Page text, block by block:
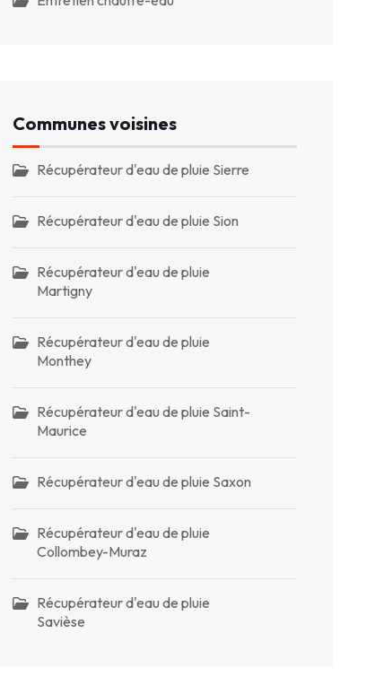
Communes voisines
Récupérateur d'eau de pluie Sierre
Récupérateur d'eau de pluie Sion
Récupérateur d'eau de pluie
Martigny
Récupérateur d'eau de pluie
Monthey
Récupérateur d'eau de pluie Saint-
Maurice
Récupérateur d'eau de pluie Saxon
Récupérateur d'eau de pluie
Collombey-Muraz
Récupérateur d'eau de pluie
Savièse